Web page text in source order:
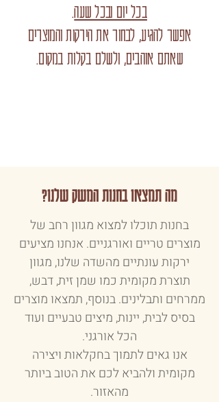
בכל יום ובכל שעה.
אפשר להגיע, לבחור את הירקות והמוצרים
שאתם אוהבים, ולשלם בקלות במקום.
מה תמצאו בחנות המשק שלנו?
בחנות תוכלו למצוא מגוון רחב של
מוצרים טריים ואורגניים. אנחנו מציעים
ירקות עונתיים מהשדה שלנו, מגוון
תוצרת מקומית כמו שמן זית, דבש,
ממרחים ותבלינים. בנוסף, תמצאו מוצרים
בסיס לבית, יינות, מיצים טבעיים ועוד
הכל אורגני.
אנו גאים לתמוך בחקלאות ויצירה
מקומית ולהביא לכם את הטוב ביותר
מהאזור.